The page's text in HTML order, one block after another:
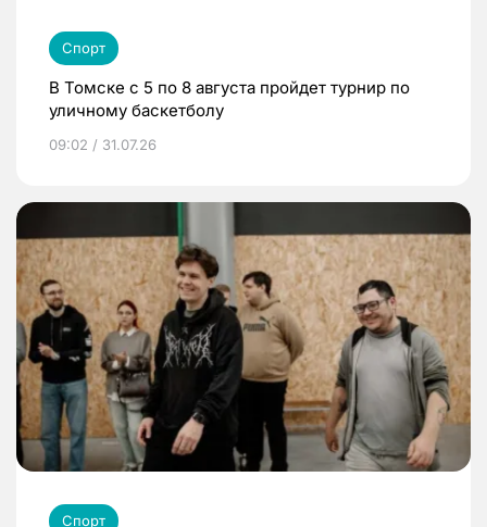
Спорт
В Томске с 5 по 8 августа пройдет турнир по
уличному баскетболу
09:02 / 31.07.26
Спорт